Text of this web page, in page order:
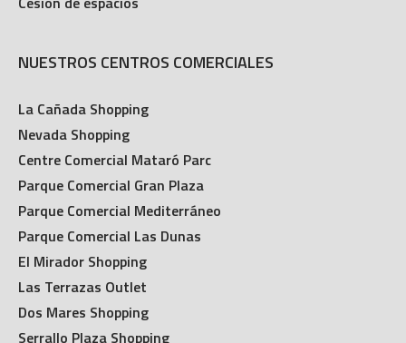
NUESTROS CENTROS COMERCIALES
La Cañada Shopping
Nevada Shopping
Centre Comercial Mataró Parc
Parque Comercial Gran Plaza
Parque Comercial Mediterráneo
Parque Comercial Las Dunas
El Mirador Shopping
Las Terrazas Outlet
Dos Mares Shopping
Serrallo Plaza Shopping